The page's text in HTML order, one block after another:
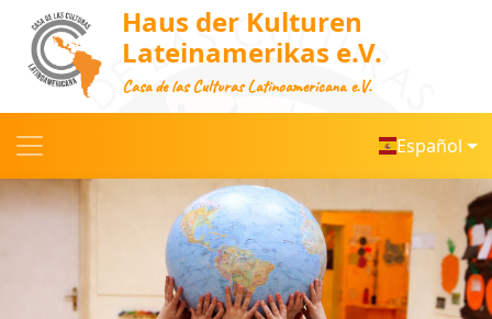
Haus der Kulturen
Lateinamerikas e.V.
Casa de las Culturas Latinoamericana e.V.
Español